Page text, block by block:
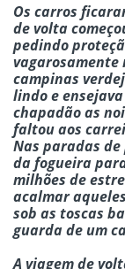
Os carros
de volta
pedindo
vagarosamente
campinas
lindo e
chapadão as
faltou aos
Nas paradas
da fogueira
milhões de
acalmar
sob as toscas
guarda de um
A viagem de